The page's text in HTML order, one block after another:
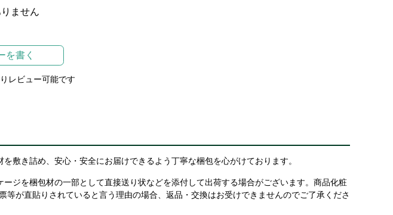
ません
を書く
レビュー可能です
敷き詰め、安心・安全にお届けできるよう丁寧な梱包を心がけております。
ジを梱包材の一部として直接送り状などを添付して出荷する場合がございます。商品化粧
が直貼りされていると言う理由の場合、返品・交換はお受けできませんのでご了承くださ